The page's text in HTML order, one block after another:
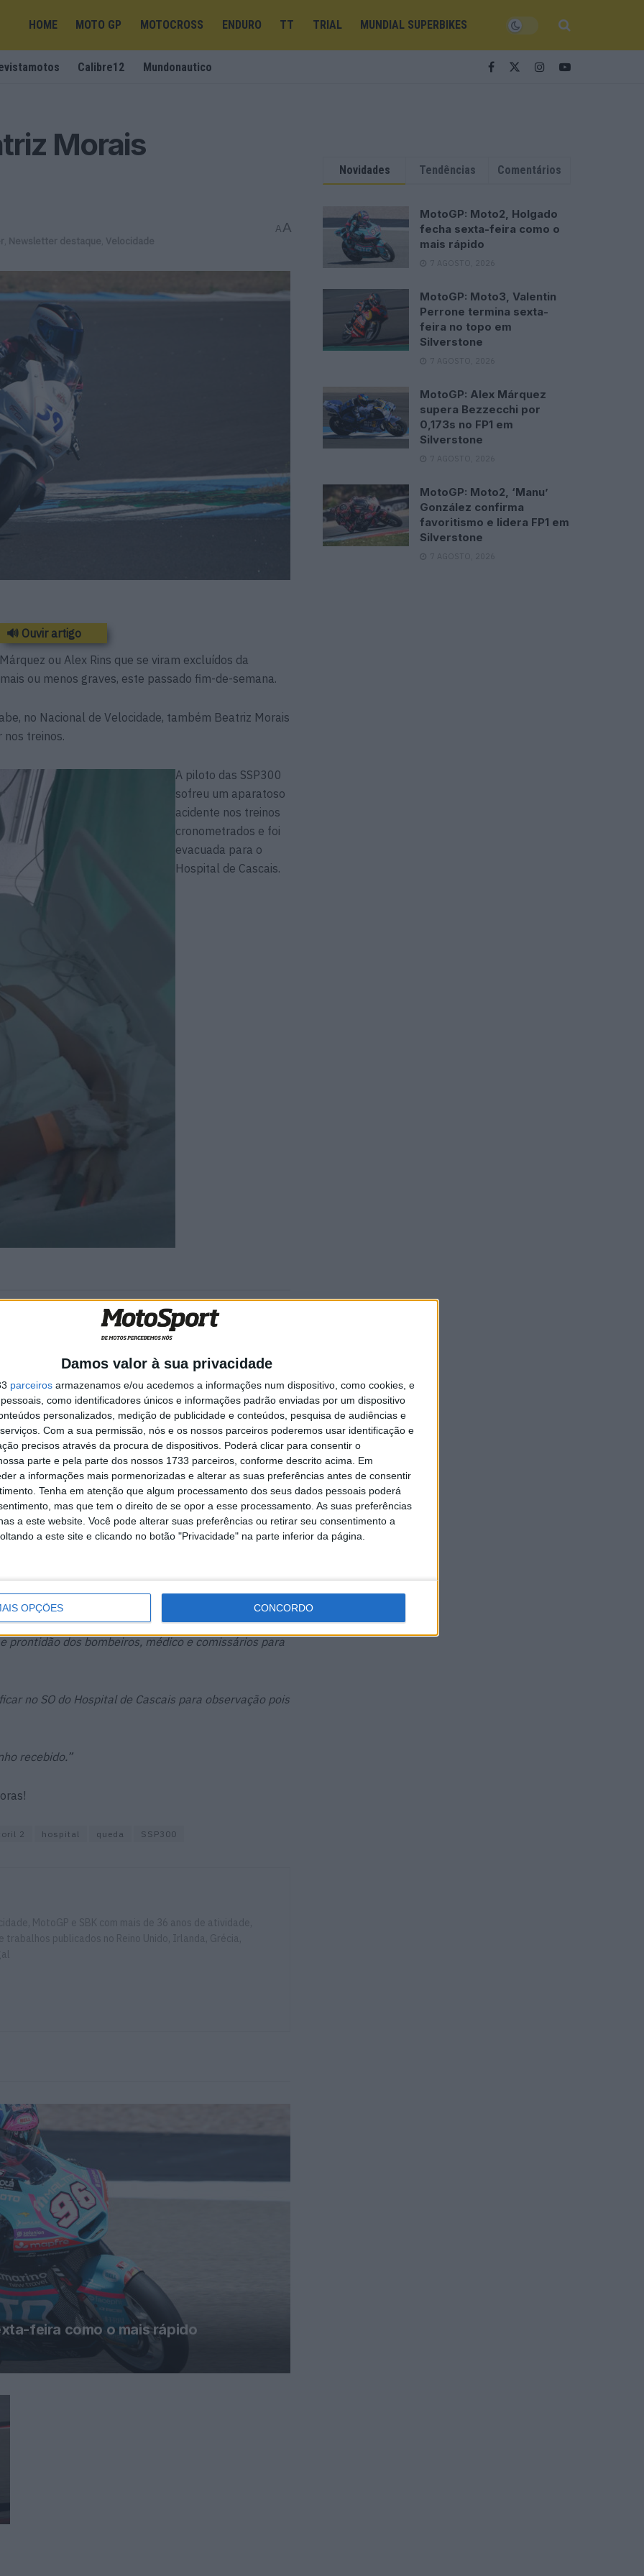
Damos valor à sua privacidade
parceiros armazenamos e/ou acedemos a informações num dispositivo, como cookies, e
como identificadores únicos e informações padrão enviadas por um dispositivo
personalizados, medição de publicidade e conteúdos, pesquisa de audiências e
Com a sua permissão, nós e os nossos parceiros poderemos usar identificação e
precisos através da procura de dispositivos. Poderá clicar para consentir o
parte e pela parte dos nossos 1733 parceiros, conforme descrito acima. Em
a informações mais pormenorizadas e alterar as suas preferências antes de consentir
Tenha em atenção que algum processamento dos seus dados pessoais poderá
mas que tem o direito de se opor a esse processamento. As suas preferências
a este website. Você pode alterar suas preferências ou retirar seu consentimento a
a este site e clicando no botão "Privacidade" na parte inferior da página.
OPÇÕES CONCORDO
HOME MOTO GP MOTOCROSS ENDURO TT TRIAL MUNDIAL SUPERBIKES
Calibre12 Mundonautico
Morais
Newsletter destaque Velocidade
AA
🔊 Ouvir artigo
ou Alex Rins que se viram excluídos da
ou menos graves, este passado fim-de-semana.
no Nacional de Velocidade, também Beatriz Morais
nos treinos.
A piloto das SSP300
sofreu um aparatoso
acidente nos treinos
cronometrados e foi
evacuada para o
Hospital de Cascais.
MotoGP: Moto3, Valentin
Perrone termina sexta-feira
no topo em Silverstone
7 AGOSTO, 2026
treinos cronometrados, depois de já ter feito um
cuspida da sua Yamaha R3, que pôs fim à sua
qualificou-se em 13º, mas claro, não viria a
elogiando a rápida intervenção dos serviços de
um aparatoso acidente no circuito do Estoril.
prontidão dos bombeiros, médico e comissários para
no SO do Hospital de Cascais para observação pois
recebido.”
2 hospital queda SSP300
MotoGP e SBK com mais de 36 anos de atividade,
trabalhos publicados no Reino Unido, Irlanda, Grécia,
feira como o mais rápido
Novidades Tendências Comentários
MotoGP: Moto2, Holgado
fecha sexta-feira como o
mais rápido
7 AGOSTO, 2026
MotoGP: Moto3, Valentin
Perrone termina sexta-
feira no topo em
Silverstone
7 AGOSTO, 2026
MotoGP: Alex Márquez
supera Bezzecchi por
0,173s no FP1 em
Silverstone
7 AGOSTO, 2026
MotoGP: Moto2, ‘Manu’
González confirma
favoritismo e lidera FP1 em
Silverstone
7 AGOSTO, 2026